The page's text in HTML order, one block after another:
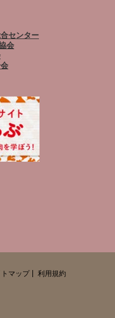
センター
会
マップ 利用規約